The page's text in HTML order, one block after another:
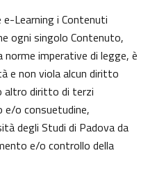
Learning i Contenuti
ogni singolo Contenuto,
imperative di legge, è
e non viola alcun diritto
altro diritto di terzi
o consuetudine,
degli Studi di Padova da
e/o controllo della